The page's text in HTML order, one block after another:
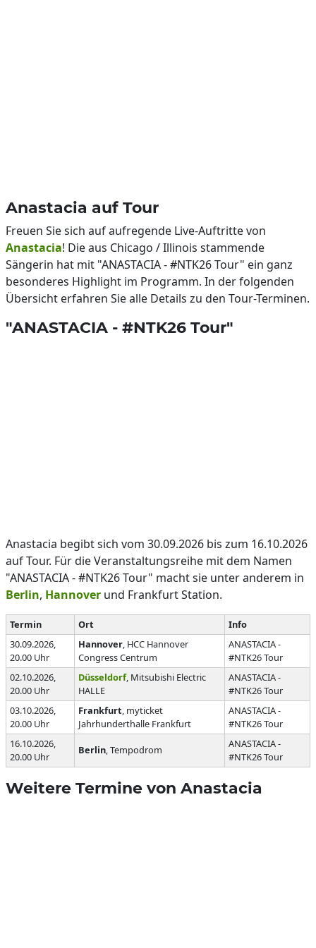
Anastacia auf Tour
Freuen Sie sich auf aufregende Live-Auftritte von
Anastacia! Die aus Chicago / Illinois stammende
Sängerin hat mit "ANASTACIA - #NTK26 Tour" ein ganz
besonderes Highlight im Programm. In der folgenden
Übersicht erfahren Sie alle Details zu den Tour-Terminen.
"ANASTACIA - #NTK26 Tour"
Anastacia begibt sich vom 30.09.2026 bis zum 16.10.2026
auf Tour. Für die Veranstaltungsreihe mit dem Namen
"ANASTACIA - #NTK26 Tour" macht sie unter anderem in
Berlin, Hannover und Frankfurt Station.
Termin Ort
Info
30.09.2026,
20.00 Uhr
Hannover, HCC Hannover
Congress Centrum
ANASTACIA -
#NTK26 Tour
02.10.2026,
20.00 Uhr
Düsseldorf, Mitsubishi Electric
HALLE
ANASTACIA -
#NTK26 Tour
03.10.2026,
20.00 Uhr
Frankfurt, myticket
Jahrhunderthalle Frankfurt
ANASTACIA -
#NTK26 Tour
16.10.2026,
20.00 Uhr
Berlin, Tempodrom
ANASTACIA -
#NTK26 Tour
Weitere Termine von Anastacia